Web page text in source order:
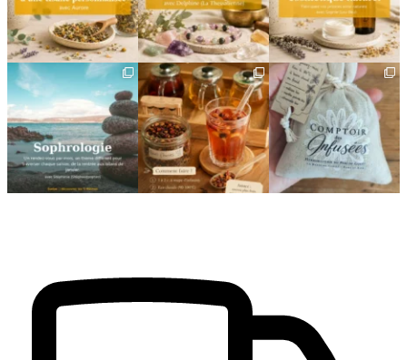
9 0 2 0
6 0
🌿 Cinq mois, cinq façons
de souffler
...
8 1
Deux visages, une même
philosophie 🌿
Le...
11 0
🎁 L`attention qui fait
plaisir — et qui vous...
24 2